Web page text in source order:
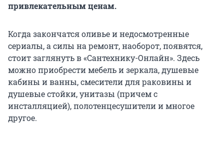
привлекательным ценам.
Когда закончатся оливье и недосмотренные
сериалы, а силы на ремонт, наоборот, появятся,
стоит заглянуть в «Сантехнику-Онлайн». Здесь
можно приобрести мебель и зеркала, душевые
кабины и ванны, смесители для раковины и
душевые стойки, унитазы (причем с
инсталляцией), полотенцесушители и многое
другое.